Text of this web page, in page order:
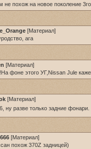
не похож на новое поколение
[Материал]
ага
[Материал]
фоне этого УГ,Nissan Jule
[Материал]
ну разве только задние
[Материал]
похож 370Z задницей)